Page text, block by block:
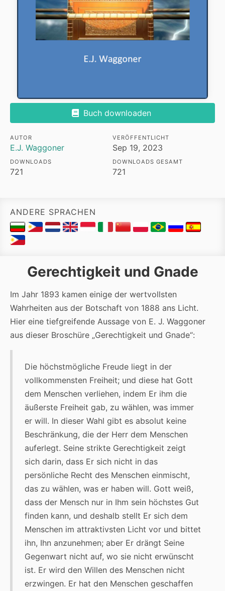
Buch downloaden
AUTOR
E.J. Waggoner
VERÖFFENTLICHT
Sep 19, 2023
DOWNLOADS
721
DOWNLOADS GESAMT
721
ANDERE SPRACHEN
Gerechtigkeit und Gnade
Im Jahr 1893 kamen einige der wertvollsten
Wahrheiten aus der Botschaft von 1888 ans Licht.
Hier eine tiefgreifende Aussage von E. J. Waggoner
aus dieser Broschüre „Gerechtigkeit und Gnade“:
Die höchstmögliche Freude liegt in der
vollkommensten Freiheit; und diese hat Gott
dem Menschen verliehen, indem Er ihm die
äußerste Freiheit gab, zu wählen, was immer
er will. In dieser Wahl gibt es absolut keine
Beschränkung, die der Herr dem Menschen
auferlegt. Seine strikte Gerechtigkeit zeigt
sich darin, dass Er sich nicht in das
persönliche Recht des Menschen einmischt,
das zu wählen, was er haben will. Gott weiß,
dass der Mensch nur in Ihm sein höchstes Gut
finden kann, und deshalb stellt Er sich dem
Menschen im attraktivsten Licht vor und bittet
ihn, Ihn anzunehmen; aber Er drängt Seine
Gegenwart nicht auf, wo sie nicht erwünscht
ist. Er wird den Willen des Menschen nicht
erzwingen. Er hat den Menschen geschaffen